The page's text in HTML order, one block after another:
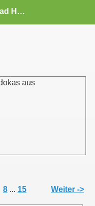
Webside von "Bad Habit"e.V. Noschkowitz
aus
8 ... 15 Weiter ->